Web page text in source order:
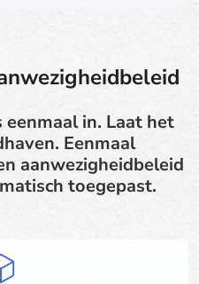
in. Laat het
Eenmaal
aanwezigheidbeleid
toegepast.